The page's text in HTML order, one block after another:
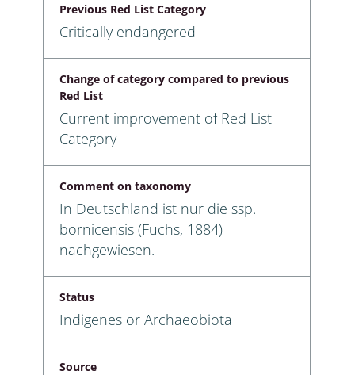
Previous Red List Category
Critically endangered
Change of category compared to previous
Red List
Current improvement of Red List
Category
Comment on taxonomy
In Deutschland ist nur die ssp.
bornicensis (Fuchs, 1884)
nachgewiesen.
Status
Indigenes or Archaeobiota
Source